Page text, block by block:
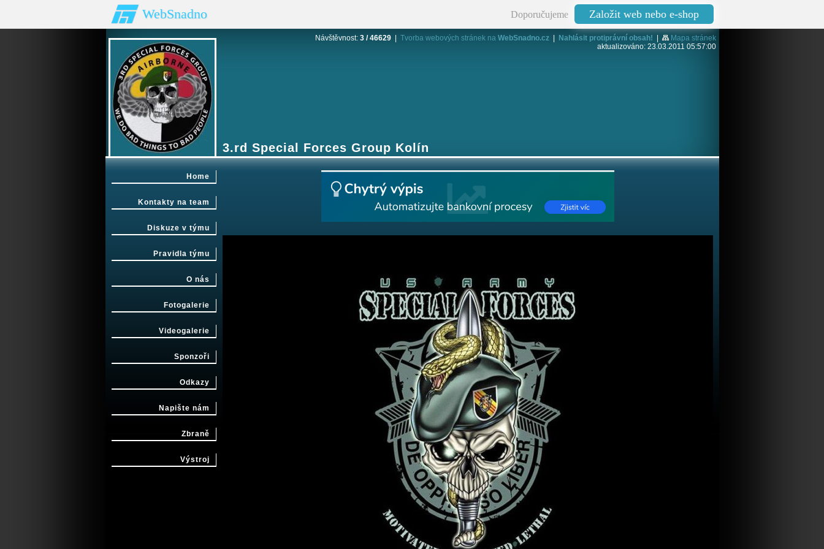
WebSnadno Doporučujeme Založit web nebo e-shop
Návštěvnost:3 / 46629 Tvorba webových stránek na WebSnadno.cz| Nahlásit protiprávní obsah!
Mapa stránek
aktualizováno: 23.03.2011 05:57:00
3.rd Special Forces Group Kolín
Home
Kontakty na team
Diskuze v týmu
Pravidla týmu
O nás
Fotogalerie
Videogalerie
Sponzoři
Odkazy
Napište nám
Zbraně
Výstroj